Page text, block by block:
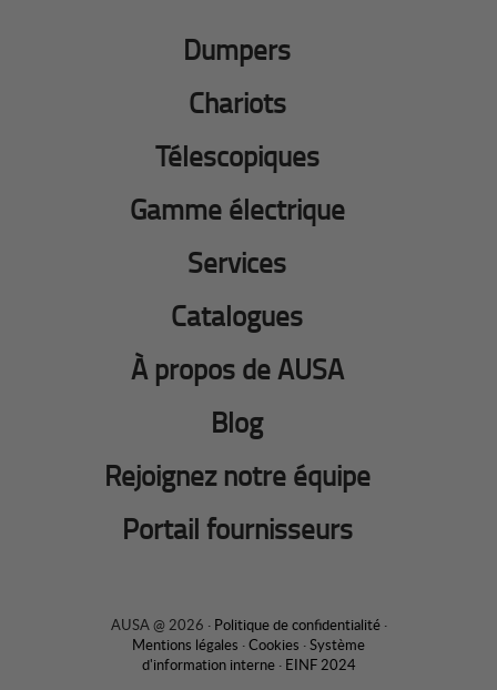
Dumpers
Chariots
Télescopiques
Gamme électrique
Services
Catalogues
À propos de AUSA
Blog
Rejoignez notre équipe
Portail fournisseurs
AUSA @ 2026 · Politique de confidentialité·
Mentions légales ·Cookies ·Système
d'information interne· EINF 2024